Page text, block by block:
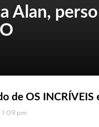
Alan,
de OS INCRÍVEIS
pm